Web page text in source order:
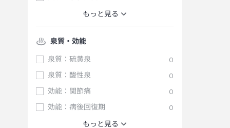
もっと見る
泉質・効能
泉質：硫黄泉
0
泉質：酸性泉
0
効能：関節痛
0
効能：病後回復期
0
もっと見る